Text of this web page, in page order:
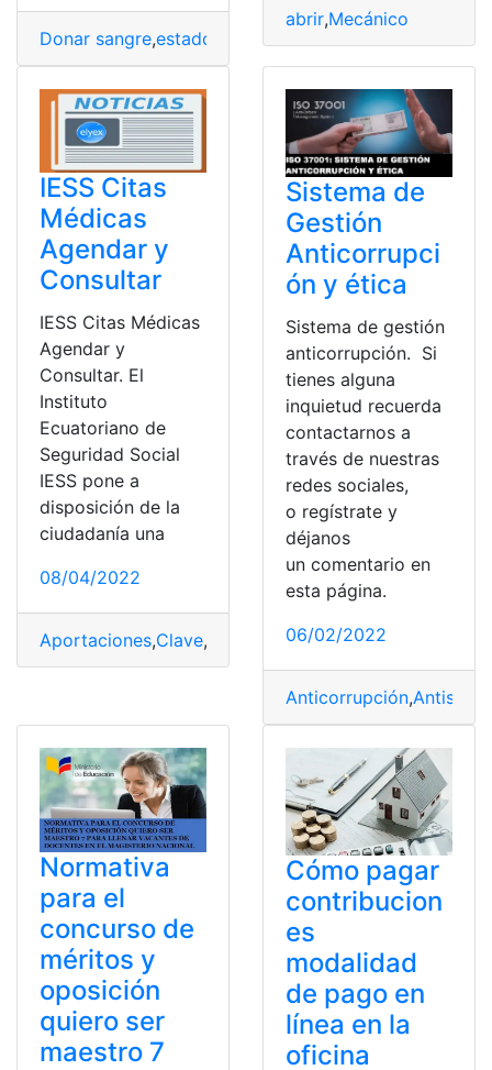
Donar sangre,estado
abrir,Mecánico
IESS Citas
Médicas
Agendar y
Consultar
IESS Citas Médicas
Agendar y
Consultar. El
Instituto
Ecuatoriano de
Seguridad Social
IESS pone a
disposición de la
ciudadanía una
08/04/2022
Aportaciones,Clave, financiera,IESS,Internet
Sistema de
Gestión
Anticorrupci
ón y ética
Sistema de gestión
anticorrupción. Si
tienes alguna
inquietud recuerda
contactarnos a
través de nuestras
redes sociales,
o regístrate y
déjanos
un comentario en
esta página.
06/02/2022
Anticorrupción,
Normativa
para el
concurso de
méritos y
oposición
quiero ser
maestro 7
Cómo pagar
contribucion
es
modalidad
de pago en
línea en la
oficina